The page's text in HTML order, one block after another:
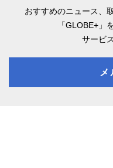
おすすめのニュース、
「GLOBE+」
サービ
メ